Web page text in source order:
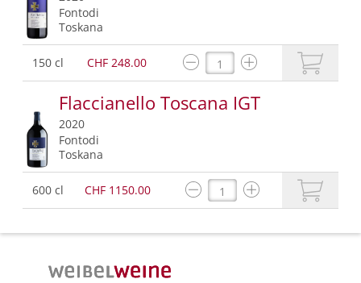
Fontodi
Toskana
150 cl CHF 248.00
Flaccianello Toscana IGT
2020
Fontodi
Toskana
600 cl CHF 1150.00